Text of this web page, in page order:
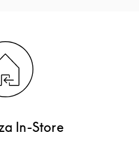
In-Store